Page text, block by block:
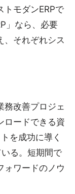
トモダンERPで
」なら、必要
、それぞれシス
務改善プロジェ
ロードできる資
を成功に導く
る。短期間で
ォワードのノウ